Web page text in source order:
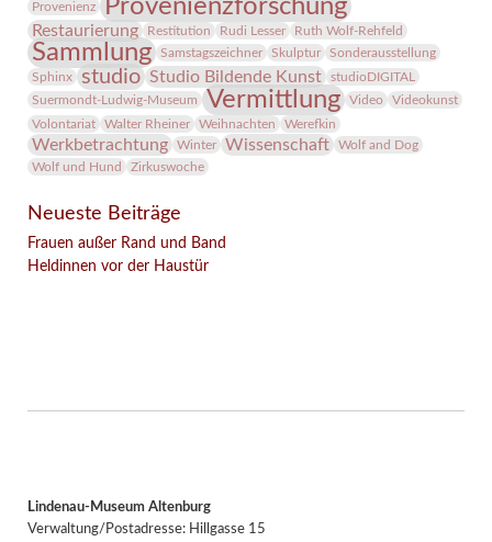
Provenienz
Provenienzforschung
Restaurierung Restitution Rudi Lesser Ruth Wolf-Rehfeld
Sammlung Samstagszeichner Skulptur
Sonderausstellung
Sphinx
studio Studio Bildende Kunst
studioDIGITAL
Suermondt-Ludwig-Museum
Vermittlung Video
Videokunst
Volontariat
Walter Rheiner Weihnachten Werefkin
Werkbetrachtung Winter Wissenschaft
Wolf and Dog
Wolf und Hund
Zirkuswoche
Neueste Beiträge
Frauen außer Rand und Band
Heldinnen vor der Haustür
Lindenau-Museum Altenburg
Verwaltung/Postadresse: Hillgasse 15